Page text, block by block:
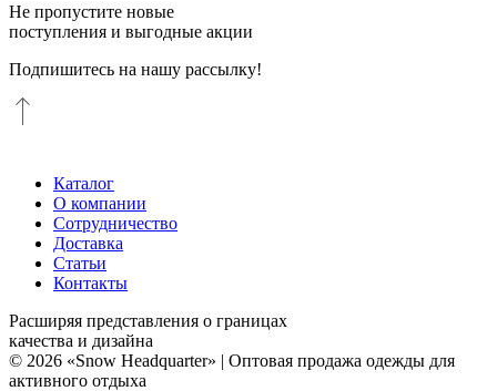
Не пропустите новые
поступления и выгодные акции
Подпишитесь на нашу рассылку!
Каталог
О компании
Сотрудничество
Доставка
Статьи
Контакты
Расширяя представления о границах
качества и дизайна
© 2026 «Snow Headquarter» | Оптовая продажа одежды для
активного отдыха